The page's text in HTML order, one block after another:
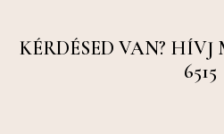
KÉRDÉSED VAN? HÍVJ
6515